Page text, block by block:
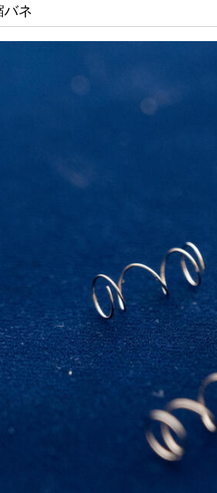
バネ